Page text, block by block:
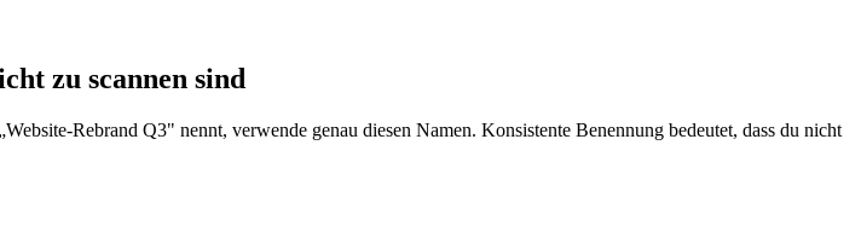
zu scannen sind
Rebrand Q3" nennt, verwende genau diesen Namen. Konsistente Benennung bedeutet, dass du nicht